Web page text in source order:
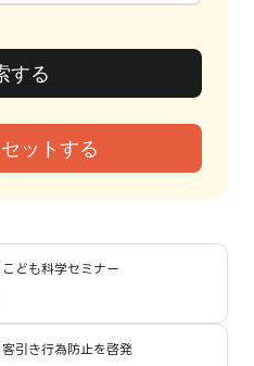
こども科学セミナー
客引き行為防止を啓発